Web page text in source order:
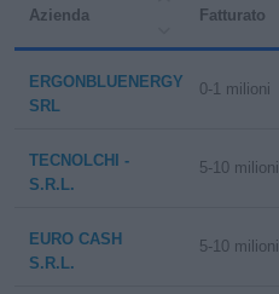
Azienda Fatturato
ERGONBLUENERGY
SRL
0-1 milioni
TECNOLCHI -
S.R.L.
5-10 milioni
EURO CASH
S.R.L.
5-10 milioni